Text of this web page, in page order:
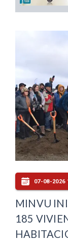
07-08-2026
MINVU
185